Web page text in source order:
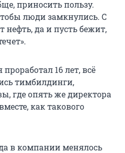
приносить пользу.
люди замкнулись. С
да и пусть бежит,
16 лет, всё
тимбилдинги,
где опять же директора
как такового
в компании менялось